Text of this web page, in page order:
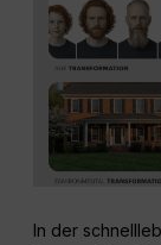
In der